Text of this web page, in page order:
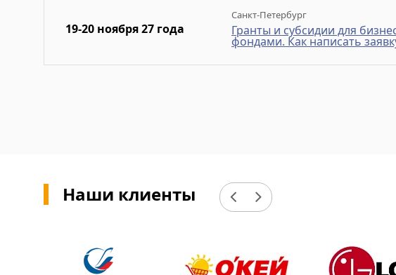
19-20 ноября 27 года
Санкт-Петербург
Гранты и субсидии для
фондами. Как написать
Наши клиенты